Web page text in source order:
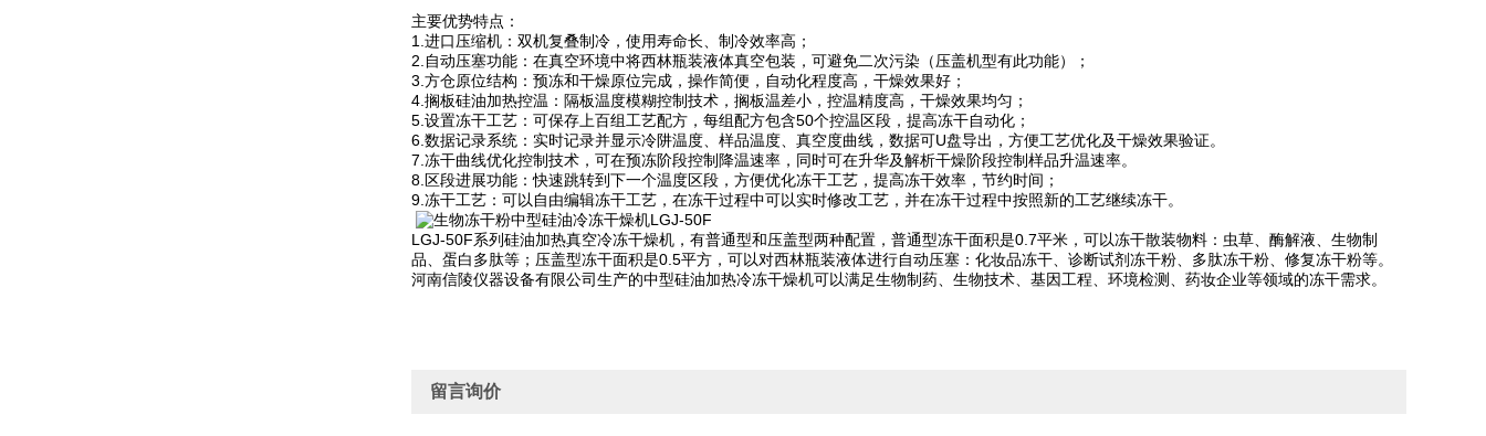
主要优势特点：
1.进口压缩机：双机复叠制冷，使用寿命长、制冷效率高；
2.自动压塞功能：在真空环境中将西林瓶装液体真空包装，可避免二次污染（压盖机型有此功能）；
3.方仓原位结构：预冻和干燥原位完成，操作简便，自动化程度高，干燥效果好；
4.搁板硅油加热控温：隔板温度模糊控制技术，搁板温差小，控温精度高，干燥效果均匀；
5.设置冻干工艺：可保存上百组工艺配方，每组配方包含50个控温区段，提高冻干自动化；
6.数据记录系统：实时记录并显示冷阱温度、样品温度、真空度曲线，数据可U盘导出，方便工艺优化及干燥效果验证。
7.冻干曲线优化控制技术，可在预冻阶段控制降温速率，同时可在升华及解析干燥阶段控制样品升温速率。
8.区段进展功能：快速跳转到下一个温度区段，方便优化冻干工艺，提高冻干效率，节约时间；
9.冻干工艺：可以自由编辑冻干工艺，在冻干过程中可以实时修改工艺，并在冻干过程中按照新的工艺继续冻干。
LGJ-50F系列硅油加热真空冷冻干燥机，有普通型和压盖型两种配置，普通型冻干面积是0.7平米，可以冻干散装物料：虫草、酶解液、生物制
品、蛋白多肽等；压盖型冻干面积是0.5平方，可以对西林瓶装液体进行自动压塞：化妆品冻干、诊断试剂冻干粉、多肽冻干粉、修复冻干粉等。
河南信陵仪器设备有限公司生产的中型硅油加热冷冻干燥机可以满足生物制药、生物技术、基因工程、环境检测、药妆企业等领域的冻干需求。
留言询价